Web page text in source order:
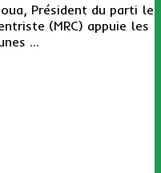
Président du parti le
(MRC) appuie les
...